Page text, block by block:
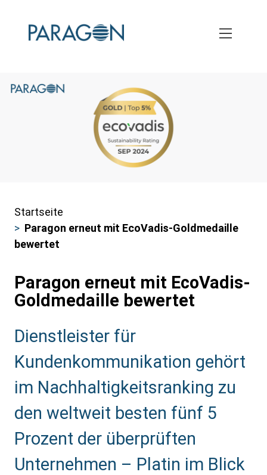
Pfadnavigation
Startseite
Paragon erneut mit EcoVadis-Goldmedaille
bewertet
Paragon erneut mit EcoVadis-
Goldmedaille bewertet
Sub
Heading
Dienstleister für
Kundenkommunikation gehört
im Nachhaltigkeitsranking zu
den weltweit besten fünf 5
Prozent der überprüften
Unternehmen – Platin im Blick